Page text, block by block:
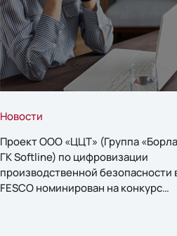
Новости
Проект ООО «ЦЦТ» (Группа
ГК Softline) по цифровизации
производственной безопасности
FESCO номинирован на конкурс